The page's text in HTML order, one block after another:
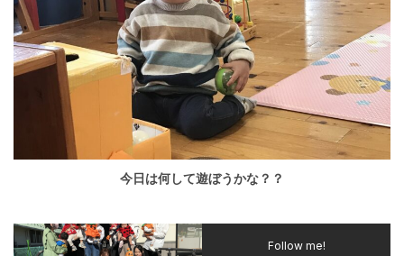
今日は何して遊ぼうかな？？
Follow me!